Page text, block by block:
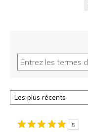
5